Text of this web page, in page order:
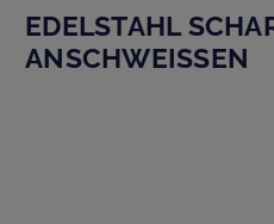
EDELSTAHL
ANSCHWEISSEN